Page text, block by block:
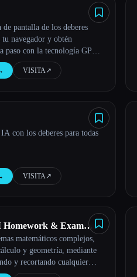
de pantalla de los deberes
tu navegador y obtén
a paso con la tecnología GPT-
VISITA↗︎
con los deberes para todas
VISITA↗︎
& Exam
matemáticos complejos,
y geometría, mediante
y recortando cualquier